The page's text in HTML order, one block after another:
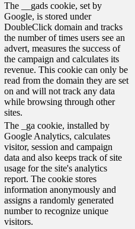
The __gads cookie, set by
Google, is stored under
DoubleClick domain and tracks
the number of times users see an
advert, measures the success of
the campaign and calculates its
revenue. This cookie can only be
read from the domain they are set
on and will not track any data
while browsing through other
sites.
The _ga cookie, installed by
Google Analytics, calculates
visitor, session and campaign
data and also keeps track of site
usage for the site's analytics
report. The cookie stores
information anonymously and
assigns a randomly generated
number to recognize unique
visitors.